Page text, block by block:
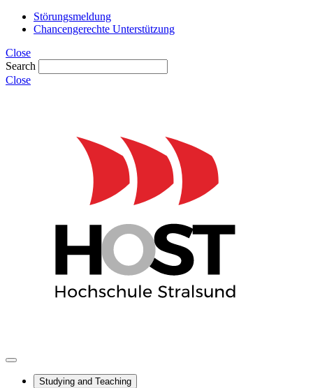
Störungsmeldung
Chancengerechte Unterstützung
Close
Search
Close
Studying and Teaching